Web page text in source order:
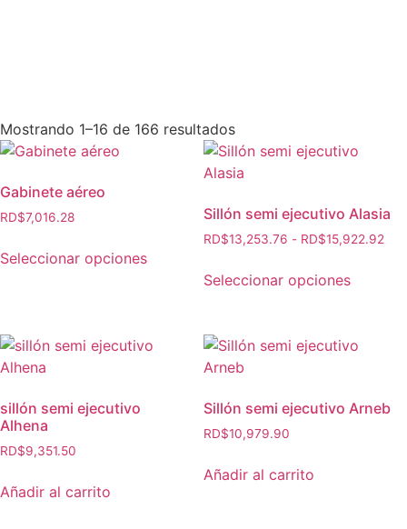
Mostrando 1–16 de 166 resultados
Gabinete aéreo
RD$7,016.28
Seleccionar opciones
Sillón semi ejecutivo Alasia
RD$13,253.76 - RD$15,922.92
Seleccionar opciones
sillón semi ejecutivo
Alhena
RD$9,351.50
Añadir al carrito
Sillón semi ejecutivo Arneb
RD$10,979.90
Añadir al carrito